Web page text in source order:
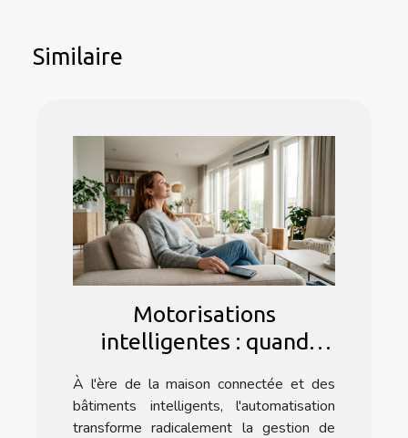
Similaire
Motorisations
intelligentes : quand
le confort aéraulique
À l'ère de la maison connectée et des
bâtiments intelligents, l'automatisation
transforme radicalement la gestion de